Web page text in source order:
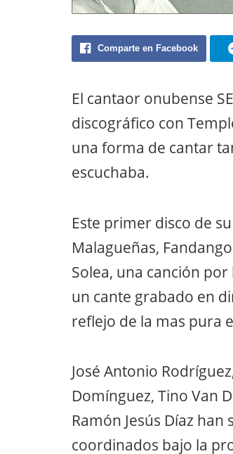
Comparte en Facebook
El cantaor onubense
discográfico con
una forma de cantar
escuchaba.
Este primer disco de
Malagueñas,
Solea, una canción
un cante grabado en
reflejo de la mas pura
José Antonio
Domínguez, Tino Van
Ramón Jesús Díaz
coordinados bajo la